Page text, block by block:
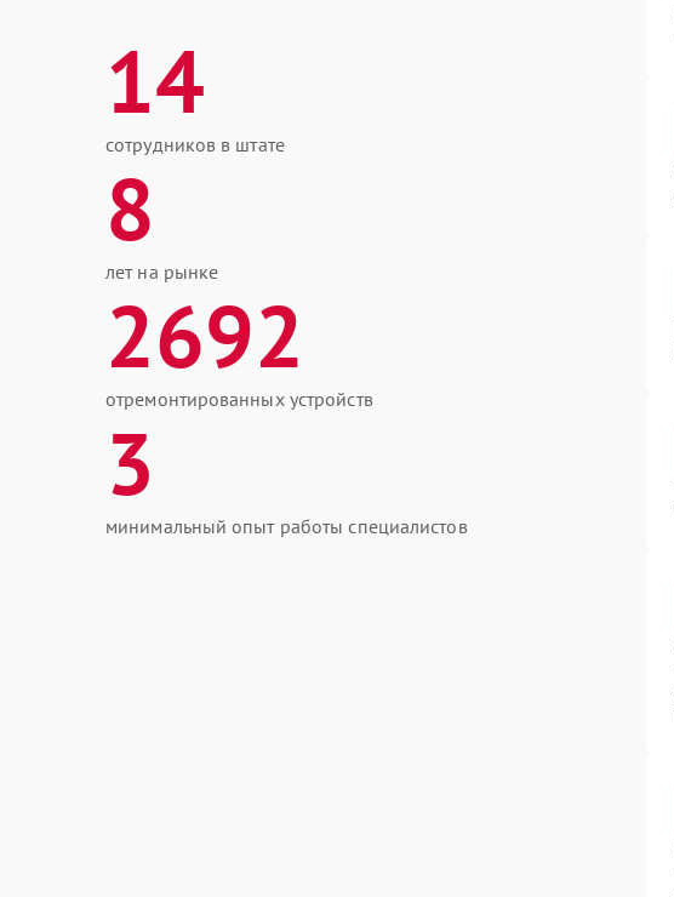
14
сотрудников в штате
8
лет на рынке
2692
отремонтированных устройств
3
минимальный опыт работы специалистов